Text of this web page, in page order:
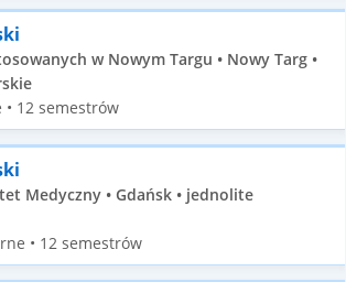
w Nowym Targu • Nowy Targ •
12 semestrów
Medyczny • Gdańsk • jednolite
• 12 semestrów